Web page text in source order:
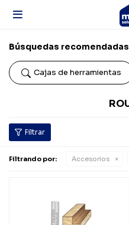

Búsquedas recomendadas
Cajas de herramientas
Filtrando por: Accesorios